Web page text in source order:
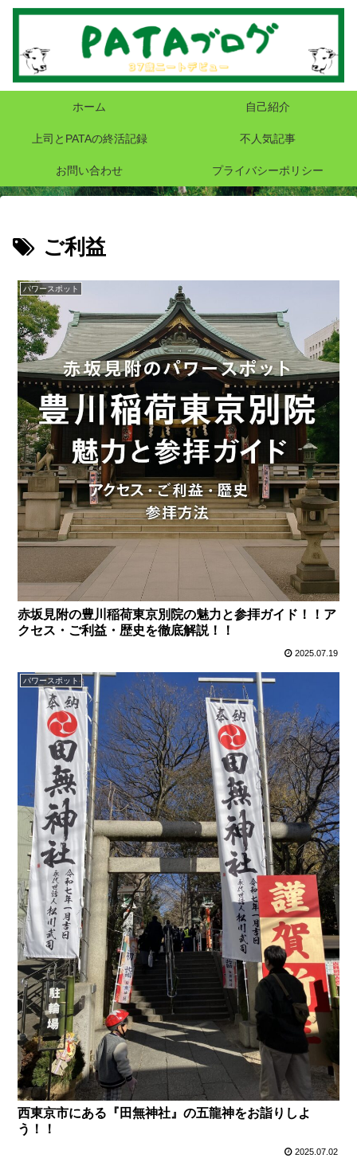
ホーム 自己紹介
上司とPATAの終活記録 不人気記事
お問い合わせ プライバシーポリシー
ご利益
パワースポット
赤坂見附の豊川稲荷東京別院の魅力と参拝ガイド！！ア
クセス・ご利益・歴史を徹底解説！！
2025.07.19
パワースポット
西東京市にある『田無神社』の五龍神をお詣りしよ
う！！
2025.07.02